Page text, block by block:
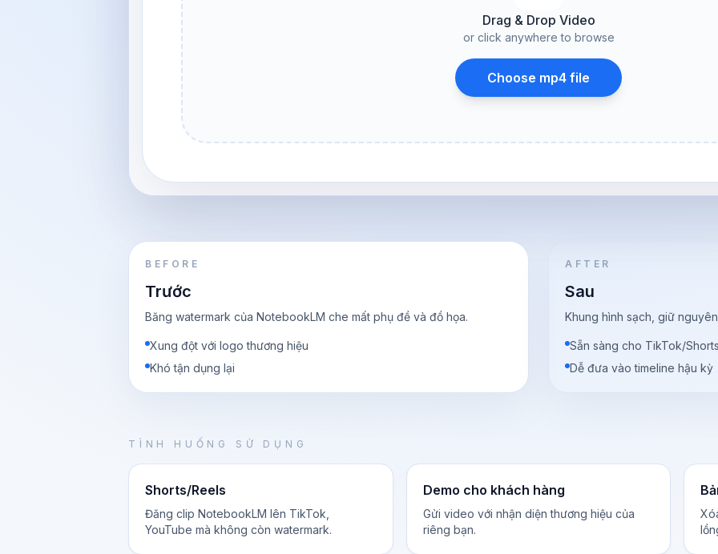
Drag & Drop Video
or click anywhere to browse
Choose mp4 file
BEFORE
Trước
Băng watermark của NotebookLM che mất phụ đề và đồ họa.
Xung đột với logo thương hiệu
Khó tận dụng lại
AFTER
Sau
Khung hình sạch, giữ
Sẵn sàng cho TikTok/
Dễ đưa vào timeline hậu kỳ
TÌNH HUỐNG SỬ DỤNG
Shorts/Reels
Đăng clip NotebookLM lên TikTok,
YouTube mà không còn watermark.
Demo cho khách hàng
Gửi video với nhận diện thương hiệu của
riêng bạn.